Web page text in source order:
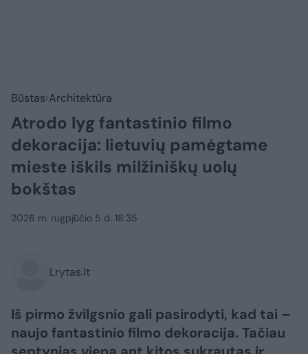
Būstas Architektūra
Atrodo lyg fantastinio filmo
dekoracija: lietuvių pamėgtame
mieste iškils milžiniškų uolų
bokštas
2026 m. rugpjūčio 5 d. 18:35
Lrytas.lt
Iš pirmo žvilgsnio gali pasirodyti, kad tai –
naujo fantastinio filmo dekoracija. Tačiau